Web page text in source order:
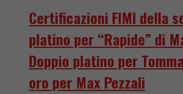
Certificazioni FIMI della
platino per “Rapide” di
Doppio platino per
oro per Max Pezzali